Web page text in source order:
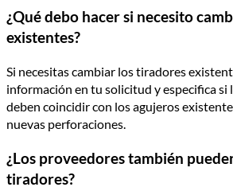
¿Qué debo hacer si necesito
existentes?
Si necesitas cambiar los tiradores
información en tu solicitud y especifica si
deben coincidir con los agujeros
nuevas perforaciones.
¿Los proveedores también
tiradores?